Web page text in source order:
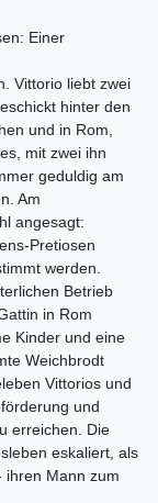
Einer
Vittorio liebt zwei
hinter den
und in Rom,
mit zwei ihn
geduldig am
Am
angesagt:
Pretiosen
werden.
Betrieb
in Rom
Kinder und eine
Weichbrodt
Vittorios und
und
erreichen. Die
eskaliert, als
ihren Mann zum